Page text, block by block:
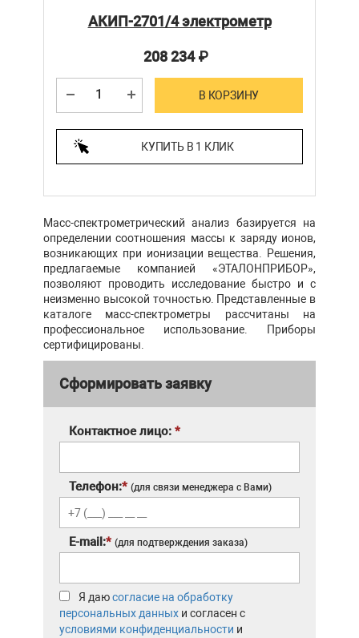
АКИП-2701/4 электрометр
208 234₽
В КОРЗИНУ
КУПИТЬ В 1 КЛИК
Масс-спектрометрический анализ базируется на
определении соотношения массы к заряду ионов,
возникающих при ионизации вещества. Решения,
предлагаемые компанией «ЭТАЛОНПРИБОР»,
позволяют проводить исследование быстро и с
неизменно высокой точностью. Представленные в
каталоге масс-спектрометры рассчитаны на
профессиональное использование. Приборы
сертифицированы.
Сформировать заявку
Контактное лицо: *
Телефон:* (для связи менеджера с Вами)
E-mail:* (для подтверждения заказа)
Я даюсогласие на обработку
персональных данных и согласен с
условиями конфиденциальности и